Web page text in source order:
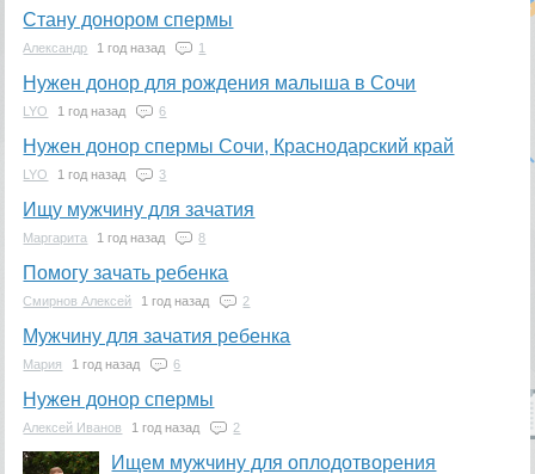
Стану донором спермы
Александр 1 год назад 1
Нужен донор для рождения малыша в Сочи
LYO 1 год назад 6
Нужен донор спермы Сочи, Краснодарский край
LYO 1 год назад 3
Ищу мужчину для зачатия
Маргарита 1 год назад 8
Помогу зачать ребенка
Смирнов Алексей 1 год назад 2
Мужчину для зачатия ребенка
Мария 1 год назад 6
Нужен донор спермы
Алексей Иванов 1 год назад 2
Ищем мужчину для оплодотворения